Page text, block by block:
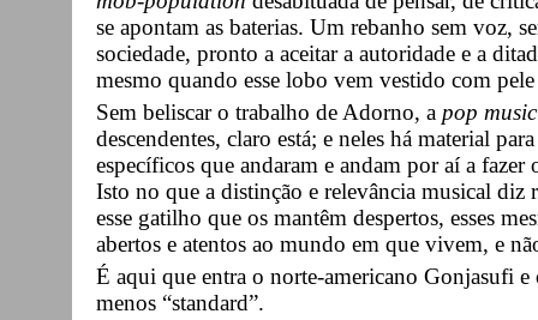
se apontam as baterias. Um rebanho sem voz,
sociedade, pronto a aceitar a autoridade e a
mesmo quando esse lobo vem vestido com
Sem beliscar o trabalho de Adorno, a pop music
descendentes, claro está; e neles há material
específicos que andaram e andam por aí a
Isto no que a distinção e relevância musical diz
esse gatilho que os mantêm despertos, esses
abertos e atentos ao mundo em que vivem, e
É aqui que entra o norte-americano Gonjasufi
menos “standard”.